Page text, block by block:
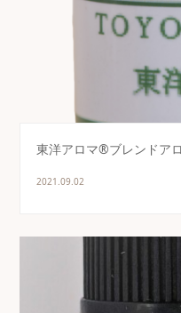
東洋アロマ®ブレンド
2021.09.02